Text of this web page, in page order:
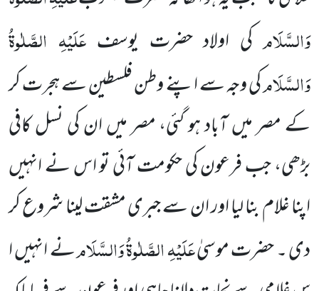
وَالسَّلَامکی اولاد حضرت یوسفعَلَیْہِ الصَّلٰوۃُ
وَالسَّلَامکی وجہ سے اپنے وطن فلسطین سے ہجرت کر
کے مصر میں آباد ہو گئی، مصر میں ان کی نسل کافی
بڑھی، جب فرعون کی حکومت آئی تو اس نے انہیں
اپنا غلام بنا لیا اور ان سے جبری مشقت لینا شروع کر
دی ۔ حضرت موسیٰعَلَیْہِ الصَّلٰوۃُ وَالسَّلَامنے انہیں ا